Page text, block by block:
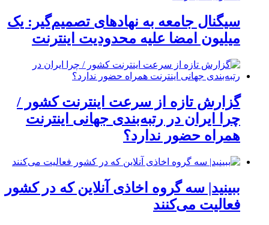
سیگنال جامعه به نهادهای تصمیم‌گیر: یک
میلیون امضا علیه محدودیت اینترنت
گزارش تازه از سرعت اینترنت کشور /
چرا ایران در رتبه‌بندی جهانی اینترنت
همراه حضور ندارد؟
ببینید| سه گروه اخاذی آنلاین که در کشور
فعالیت می‌کنند